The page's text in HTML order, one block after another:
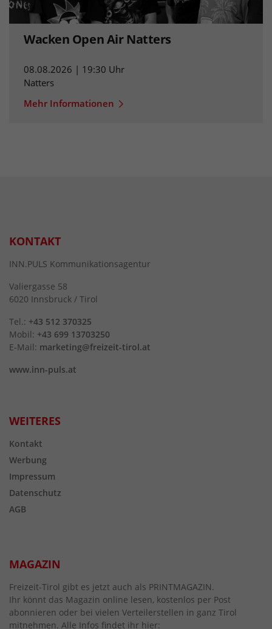
Wacken Open Air Natters
08.08.2026 | 19:30 Uhr
Natters
Mehr Informationen
KONTAKT
INN.PULS Kommunikationsagentur
Valiergasse 58
6020 Innsbruck / Tirol
Tel.: +43 512 370325
Mobil: +43 699 13703250
E-Mail: marketing@freizeit-tirol.at
www.inn-puls.at
WEITERES
Kontakt
Werbung
Impressum
Datenschutz
AGB
MAGAZIN
Freizeit-Tirol gibt es jetzt auch als PRINTMAGAZIN.
Ihr könnt das Magazin online lesen, kostenlos per Post
abonnieren oder bei vielen Verteilerstellen in ganz Tirol
mitnehmen. Alle Infos findet ihr hier: